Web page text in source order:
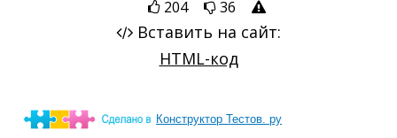
Конструктор Тестов. ру